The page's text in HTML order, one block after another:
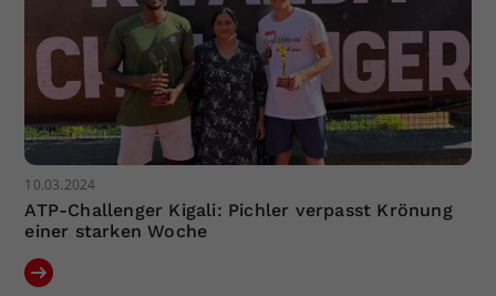
10.03.2024
ATP-Challenger Kigali: Pichler verpasst Krönung
einer starken Woche